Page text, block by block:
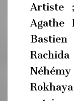
Artiste ;
Agathe